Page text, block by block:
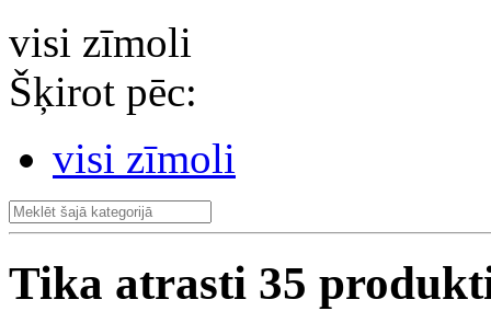
visi zīmoli
Šķirot pēc:
visi zīmoli
Tika atrasti 35